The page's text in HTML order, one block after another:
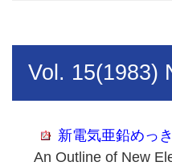
Vol. 15(1983)
新電気亜鉛めっ
An Outline of New